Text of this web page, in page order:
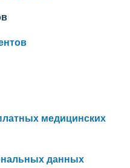
медицинских
данных